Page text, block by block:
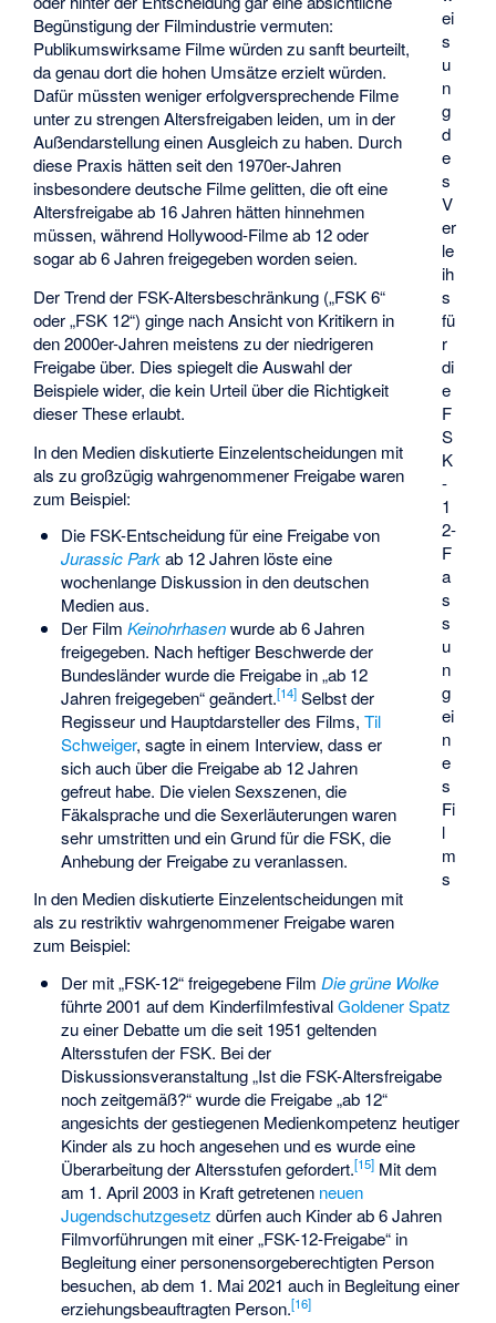
ei
s
u
n
g
d
e
s
V
er
le
ih
s
fü
r
di
e
F
S
K
-
1
2-
F
a
s
s
u
n
g
ei
n
e
s
Fi
l
m
s
Begünstigung der Filmindustrie vermuten:
Publikumswirksame Filme würden zu sanft beurteilt,
da genau dort die hohen Umsätze erzielt würden.
Dafür müssten weniger erfolgversprechende Filme
unter zu strengen Altersfreigaben leiden, um in der
Außendarstellung einen Ausgleich zu haben. Durch
diese Praxis hätten seit den 1970er-Jahren
insbesondere deutsche Filme gelitten, die oft eine
Altersfreigabe ab 16 Jahren hätten hinnehmen
müssen, während Hollywood-Filme ab 12 oder
sogar ab 6 Jahren freigegeben worden seien.
Der Trend der FSK-Altersbeschränkung („FSK 6“
oder „FSK 12“) ginge nach Ansicht von Kritikern in
den 2000er-Jahren meistens zu der niedrigeren
Freigabe über. Dies spiegelt die Auswahl der
Beispiele wider, die kein Urteil über die Richtigkeit
dieser These erlaubt.
In den Medien diskutierte Einzelentscheidungen mit
als zu großzügig wahrgenommener Freigabe waren
zum Beispiel:
Die FSK-Entscheidung für eine Freigabe von
Jurassic Parkab 12 Jahren löste eine
wochenlange Diskussion in den deutschen
Medien aus.
Der Film Keinohrhasenwurde ab 6 Jahren
freigegeben. Nach heftiger Beschwerde der
Bundesländer wurde die Freigabe in „ab 12
Jahren freigegeben“ geändert.[14]Selbst der
Regisseur und Hauptdarsteller des Films, Til
Schweiger, sagte in einem Interview, dass er
sich auch über die Freigabe ab 12 Jahren
gefreut habe. Die vielen Sexszenen, die
Fäkalsprache und die Sexerläuterungen waren
sehr umstritten und ein Grund für die FSK, die
Anhebung der Freigabe zu veranlassen.
In den Medien diskutierte Einzelentscheidungen mit
als zu restriktiv wahrgenommener Freigabe waren
zum Beispiel:
Der mit „FSK-12“ freigegebene Film Die grüne Wolke
führte 2001 auf dem KinderfilmfestivalGoldener Spatz
zu einer Debatte um die seit 1951 geltenden
Altersstufen der FSK. Bei der
Diskussionsveranstaltung „Ist die FSK-Altersfreigabe
noch zeitgemäß?“ wurde die Freigabe „ab 12“
angesichts der gestiegenen Medienkompetenz heutiger
Kinder als zu hoch angesehen und es wurde eine
Überarbeitung der Altersstufen gefordert.[15]Mit dem
am 1. April 2003 in Kraft getretenen neuen
Jugendschutzgesetz dürfen auch Kinder ab 6 Jahren
Filmvorführungen mit einer „FSK-12-Freigabe“ in
Begleitung einer personensorgeberechtigten Person
besuchen, ab dem 1. Mai 2021 auch in Begleitung einer
erziehungsbeauftragten Person.[16]